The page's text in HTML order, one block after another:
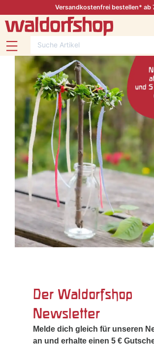
Versandkostenfrei bestellen* ab
Der Waldorfshop
Newsletter
Melde dich gleich für unseren
an und erhalte einen 5 €